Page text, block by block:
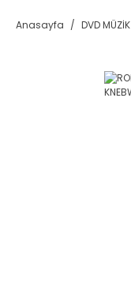
Anasayfa DVD MÜZİK